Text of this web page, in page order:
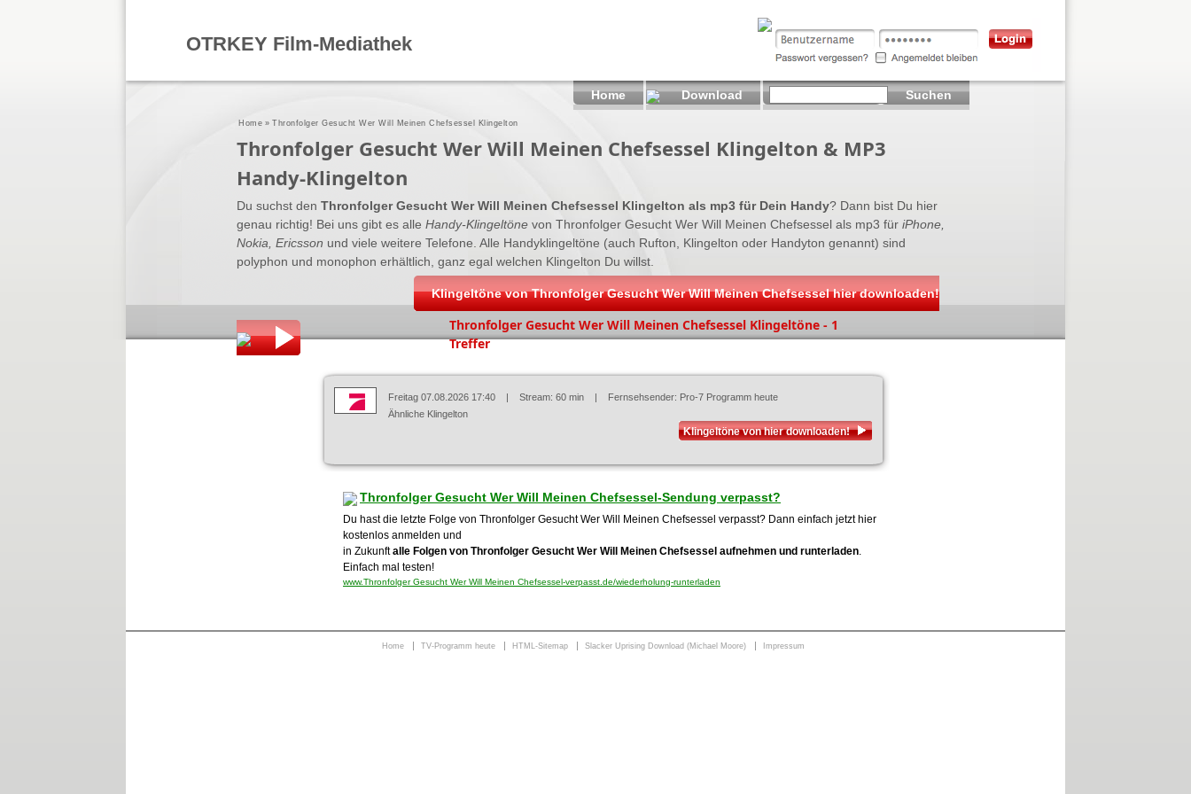
Thronfolger Gesucht Wer Will Meinen Chefsessel Klingelton & MP3
Handy-Klingelton
Du suchst den Thronfolger Gesucht Wer Will Meinen Chefsessel Klingelton als mp3 für Dein Handy? Dann bist Du hier
genau richtig! Bei uns gibt es alle Handy-Klingeltöne von Thronfolger Gesucht Wer Will Meinen Chefsessel als mp3 für iPhone,
Nokia, Ericsson und viele weitere Telefone. Alle Handyklingeltöne (auch Rufton, Klingelton oder Handyton genannt) sind
polyphon und monophon erhältlich, ganz egal welchen Klingelton Du willst.
Klingeltöne von Thronfolger Gesucht Wer Will Meinen Chefsessel hier downloaden!
Thronfolger Gesucht Wer Will Meinen Chefsessel Klingeltöne - 1
Treffer
Freitag 07.08.2026 17:40 | Stream: 60 min | Fernsehsender: Pro-7 Programm heute
Ähnliche Klingelton
Klingeltöne von hier downloaden!
Thronfolger Gesucht Wer Will Meinen Chefsessel-Sendung verpasst?
Du hast die letzte Folge von Thronfolger Gesucht Wer Will Meinen Chefsessel verpasst? Dann einfach jetzt hier
kostenlos anmelden und
in Zukunftalle Folgen von Thronfolger Gesucht Wer Will Meinen Chefsessel aufnehmen und runterladen.
Einfach mal testen!
www.Thronfolger Gesucht Wer Will Meinen Chefsessel-verpasst.de/wiederholung-runterladen
Home »Thronfolger Gesucht Wer Will Meinen Chefsessel Klingelton
OTRKEY Film-Mediathek
Home Download Suchen
Home TV-Programm heute HTML-Sitemap Slacker Uprising Download (Michael Moore) Impressum